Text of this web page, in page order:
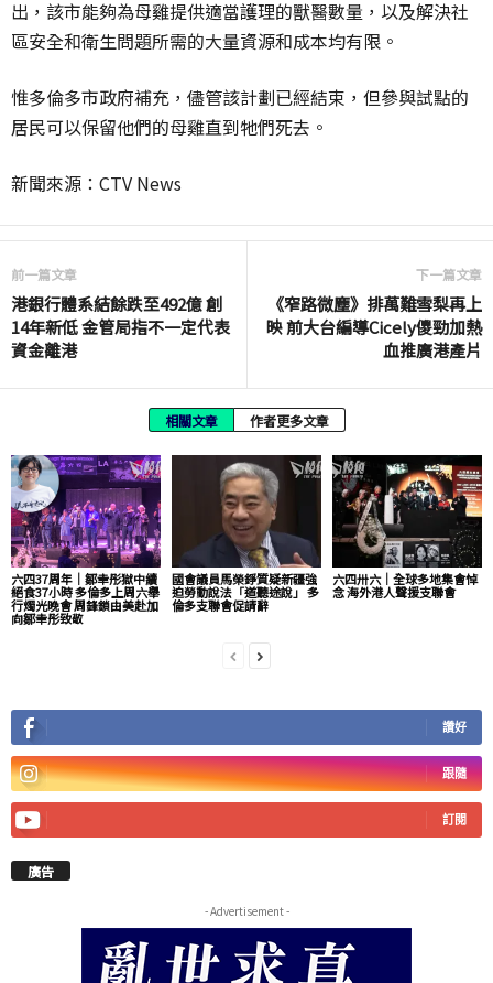
出，該市能夠為母雞提供適當護理的獸醫數量，以及解決社
區安全和衛生問題所需的大量資源和成本均有限。
惟多倫多市政府補充，儘管該計劃已經結束，但參與試點的
居民可以保留他們的母雞直到牠們死去。
新聞來源：CTV News
前一篇文章
港銀行體系結餘跌至492億 創
14年新低 金管局指不一定代表
資金離港
下一篇文章
《窄路微塵》排萬難雪梨再上
映 前大台編導Cicely儍勁加熱
血推廣港產片
相關文章 作者更多文章
六四37周年｜鄒幸彤獄中續
絕食37小時 多倫多上周六舉
行燭光晚會 周鋒鎖由美赴加
向鄒幸彤致敬
國會議員馬榮錚質疑新疆強
迫勞動說法「道聽途說」 多
倫多支聯會促請辭
六四卅六｜全球多地集會悼
念 海外港人聲援支聯會
讚好
跟隨
訂閱
廣告
- Advertisement -